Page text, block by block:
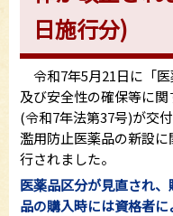
日施行分)
令和7年5月21日に「
及び安全性の確保等に関
(令和7年法第37号)が交
濫用防止医薬品の新設
行されました。
医薬品区分が見直され
品の購入時には資格者に